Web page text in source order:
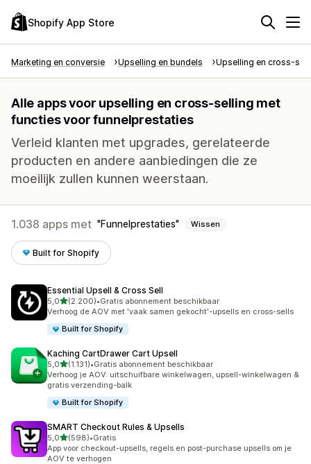
Shopify App Store
Marketing en conversie Upselling en bundels Upselling en cross-
Alle apps voor upselling en cross-selling met
functies voor funnelprestaties
Verleid klanten met upgrades, gerelateerde
producten en andere aanbiedingen die ze
moeilijk zullen kunnen weerstaan.
1.038 apps met Funnelprestaties Wissen
Built for Shopify
Essential Upsell & Cross Sell
5,0van 5 sterren
(2.200)
2200 recensies in totaal
•Gratis abonnement beschikbaar
Verhoog de AOV met 'vaak samen gekocht'-upsells en cross-sells
Built for Shopify
Kaching CartDrawer Cart Upsell
5,0van 5 sterren
(1.131)
1131 recensies in totaal
•Gratis abonnement beschikbaar
Verhoog je AOV: uitschuifbare winkelwagen, upsell-winkelwagen &
gratis verzending-balk
Built for Shopify
SMART Checkout Rules & Upsells
5,0van 5 sterren
(598)
598 recensies in totaal
•Gratis
App voor checkout-upsells, regels en post-purchase upsells om je
AOV te verhogen